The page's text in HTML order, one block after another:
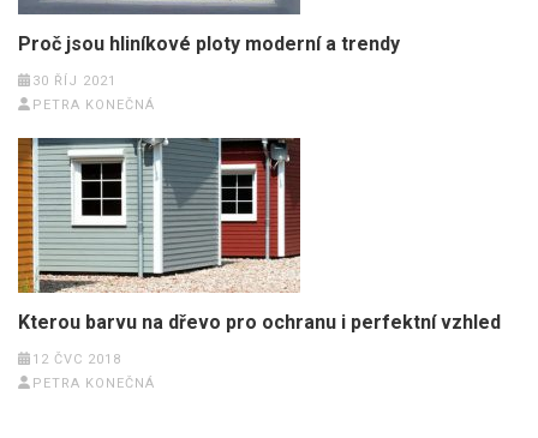
Proč jsou hliníkové ploty moderní a trendy
30 ŘÍJ 2021
PETRA KONEČNÁ
Kterou barvu na dřevo pro ochranu i perfektní vzhled
12 ČVC 2018
PETRA KONEČNÁ